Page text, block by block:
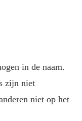
in de naam.
zijn niet
niet op het